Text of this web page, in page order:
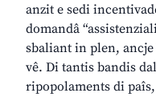
anzit e sedi
domandâ
sbaliant in plen,
vê. Di tantis bandis
ripopolaments di